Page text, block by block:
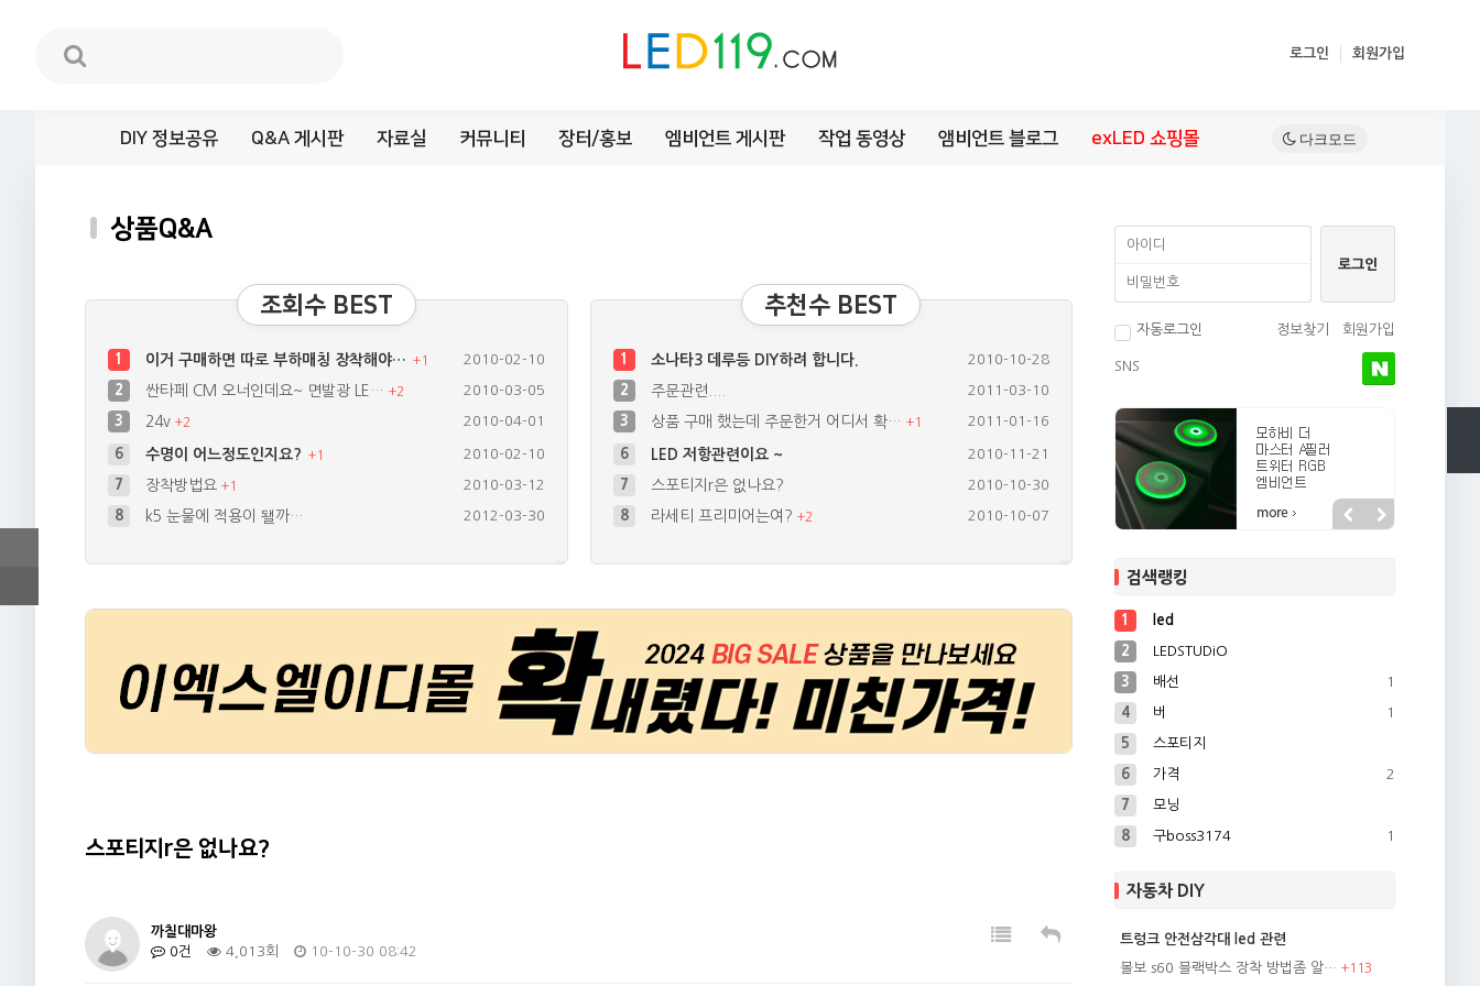
로그인 회원가입
DIY 정보공유 Q&A 게시판 자료실 커뮤니티 장터/홍보 엠비언트 게시판 작업 동영상 앰비언트 블로그 exLED 쇼핑몰
상품Q&A
조회수 BEST
6 수명이 어느정도인지요? +1 2010-02-10
7 장착방법요 +1 2010-03-12
8 k5 눈물에 적용이 됄까… 2012-03-30
4 미등 관련 문의입니다+1 2010-02-06
2011-08-23
1 이거 구매하면 따로 부하매칭 장착해야… +1 2010-02-10
2 싼타페 CM 오너인데요~ 면발광 LE… +2 2010-03-05
3 24v +2 2010-04-01
추천수 BEST
6 LED 저항관련이요 ~ 2010-11-21
7 스포티지r은 없나요? 2010-10-30
8 라세티 프리미어는여? +2 2010-10-07
4 나누어서 사용가능한가요?+1 2011-01-07
1 소나타3 데루등 DIY하려 합니다. 2010-10-28
2 주문관련.... 2011-03-10
3 상품 구매 했는데 주문한거 어디서 확… +1 2011-01-16
스포티지r은 없나요?
까칠대마왕
0건
4,013회 10-10-30 08:42
자동로그인 정보찾기 회원가입
SNS
검색랭킹
1 led
2 LEDSTUDiO
3 배선 1
4 버 1
5 스포티지
6 가격 2
7 모닝
8 구boss3174 1
자동차 DIY
트렁크 안전삼각대 led 관련
볼보 s60 블랙박스 장착 방법좀 알… +113